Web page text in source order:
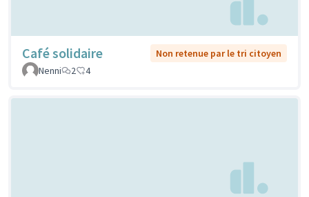
Café solidaire
Non retenue par le tri citoyen
Nenni
2 4